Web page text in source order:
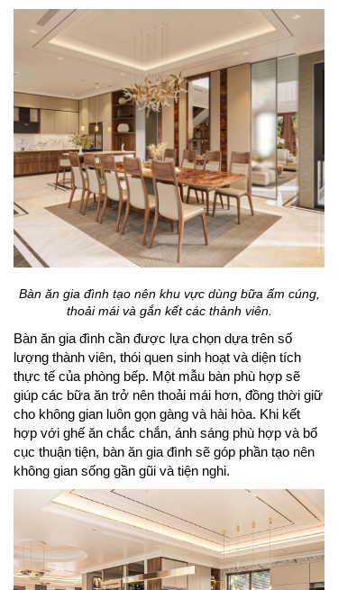
Bàn ăn gia đình tạo nên khu vực dùng bữa ấm cúng,
thoải mái và gắn kết các thành viên.
Bàn ăn gia đình cần được lựa chọn dựa trên số
lượng thành viên, thói quen sinh hoạt và diện tích
thực tế của phòng bếp. Một mẫu bàn phù hợp sẽ
giúp các bữa ăn trở nên thoải mái hơn, đồng thời giữ
cho không gian luôn gọn gàng và hài hòa. Khi kết
hợp với ghế ăn chắc chắn, ánh sáng phù hợp và bố
cục thuận tiện, bàn ăn gia đình sẽ góp phần tạo nên
không gian sống gần gũi và tiện nghi.